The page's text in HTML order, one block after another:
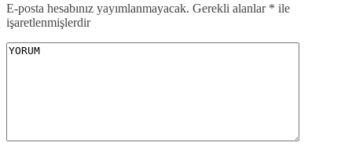
E-posta hesabınız yayımlanmayacak. Gerekli alanlar * ile
işaretlenmişlerdir